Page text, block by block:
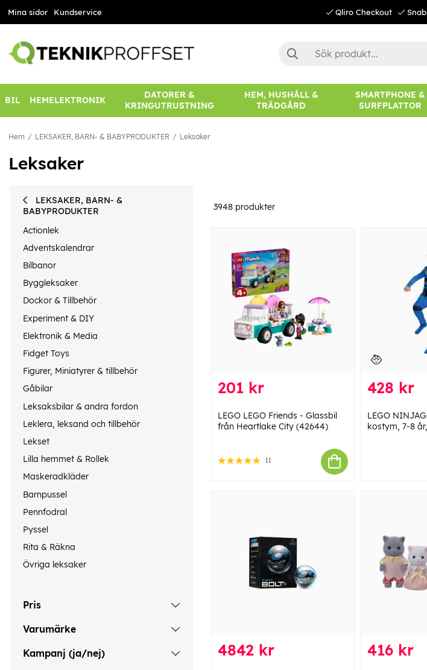
Mina sidor Kundservice Qliro Checkout
BIL HEMELEKTRONIK
DATORER &
KRINGUTRUSTNING
HEM, HUSHÅLL &
TRÄDGÅRD
SMARTPHONE &
SURFPLATTOR
Hem LEKSAKER, BARN- & BABYPRODUKTER Leksaker
Leksaker
LEKSAKER, BARN- &
BABYPRODUKTER
Actionlek
Adventskalendrar
Bilbanor
Byggleksaker
Dockor & Tillbehör
Experiment & DIY
Elektronik & Media
Fidget Toys
Figurer, Miniatyrer & tillbehör
Gåbilar
Leksaksbilar & andra fordon
Leklera, leksand och tillbehör
Lekset
Lilla hemmet & Rollek
Maskeradkläder
Barnpussel
Pennfodral
Pyssel
Rita & Räkna
Övriga leksaker
Pris
Varumärke
Kampanj (ja/nej)
3948 produkter
201 kr
LEGO LEGO Friends - Glassbil
från Heartlake City (42644)
11
428 kr
LEGO
kostym, 7-8
4842 kr 416 kr